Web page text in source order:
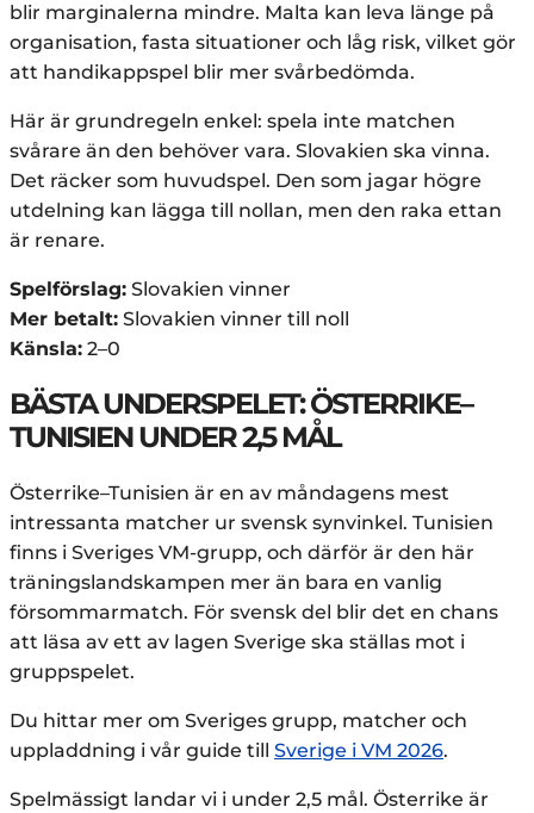
blir marginalerna mindre. Malta kan leva länge på
organisation, fasta situationer och låg risk, vilket gör
att handikappspel blir mer svårbedömda.
Här är grundregeln enkel: spela inte matchen
svårare än den behöver vara. Slovakien ska vinna.
Det räcker som huvudspel. Den som jagar högre
utdelning kan lägga till nollan, men den raka ettan
är renare.
Spelförslag: Slovakien vinner
Mer betalt: Slovakien vinner till noll
Känsla: 2–0
BÄSTA UNDERSPELET: ÖSTERRIKE–
TUNISIEN UNDER 2,5 MÅL
Österrike–Tunisien är en av måndagens mest
intressanta matcher ur svensk synvinkel. Tunisien
finns i Sveriges VM-grupp, och därför är den här
träningslandskampen mer än bara en vanlig
försommarmatch. För svensk del blir det en chans
att läsa av ett av lagen Sverige ska ställas mot i
gruppspelet.
Du hittar mer om Sveriges grupp, matcher och
uppladdning i vår guide till Sverige i VM 2026.
Spelmässigt landar vi i under 2,5 mål. Österrike är